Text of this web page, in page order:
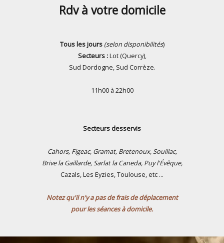
Rdv à votre domicile
Tous les jours (selon disponibilités)
Secteurs :Lot (Quercy),
Sud Dordogne, Sud Corrèze.
11h00 à 22h00
Secteurs desservis
Cahors, Figeac, Gramat, Bretenoux, Souillac,
Brive la Gaillarde,Sarlat la Caneda, Puy l'Évêque,
Cazals, Les Eyzies, Toulouse, etc ...
Notez qu'il n'y a pas de frais de déplacement
pour les séances à domicile.